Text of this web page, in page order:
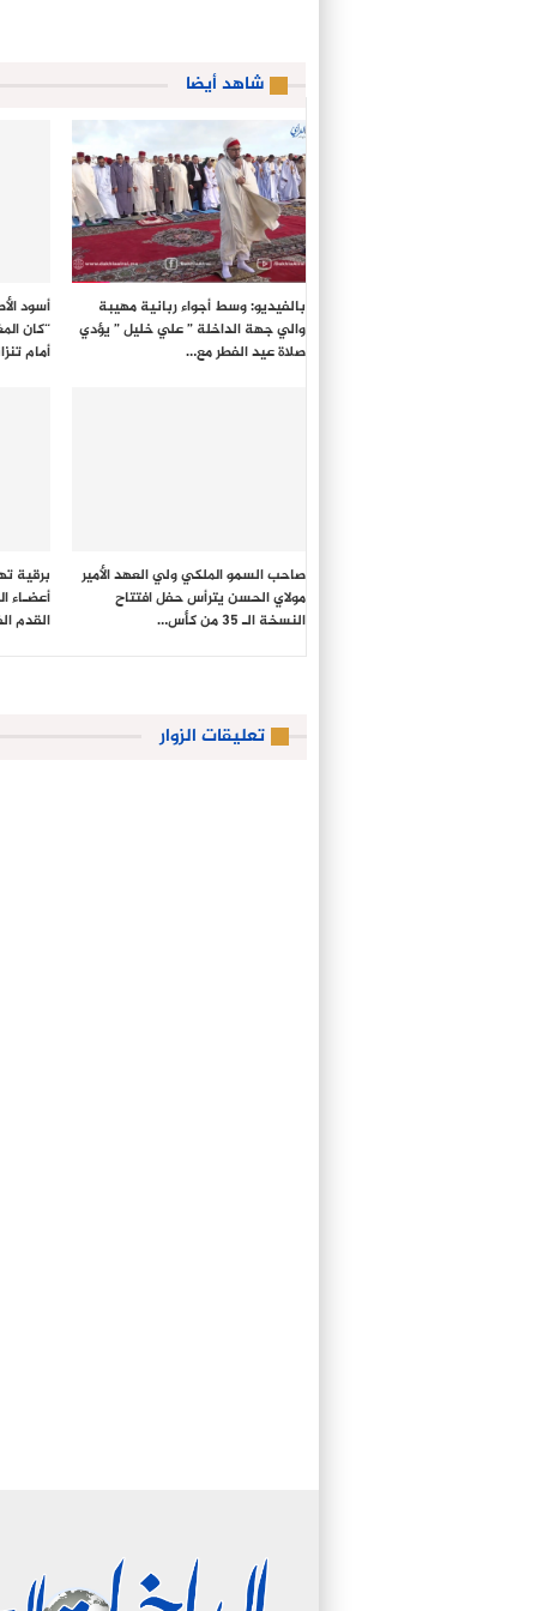
شاهد أيضا
بالفيديو: وسط أجواء ربانية مهيبة
والي جهة الداخلة ” علي خليل ” يؤدي
صلاة عيد الفطر مع…
أسود
أمام
صاحب السمو الملكي ولي العهد الأمير
مولاي الحسن يترأس حفل افتتاح
النسخة الـ 35 من كأس…
برقية
أعضـاء
القدم
تعليقات الزوار